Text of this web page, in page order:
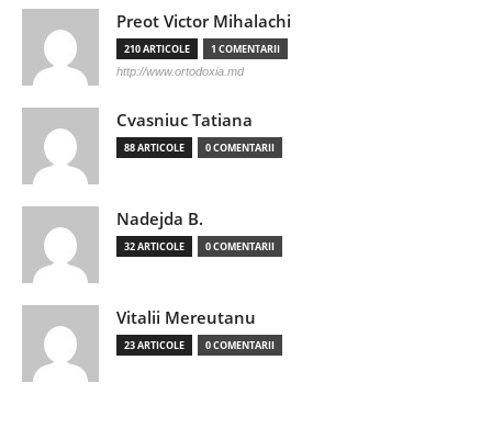
Preot Victor Mihalachi
210 ARTICOLE 1 COMENTARII
http://www.ortodoxia.md
Cvasniuc Tatiana
88 ARTICOLE 0 COMENTARII
Nadejda B.
32 ARTICOLE 0 COMENTARII
Vitalii Mereutanu
23 ARTICOLE 0 COMENTARII